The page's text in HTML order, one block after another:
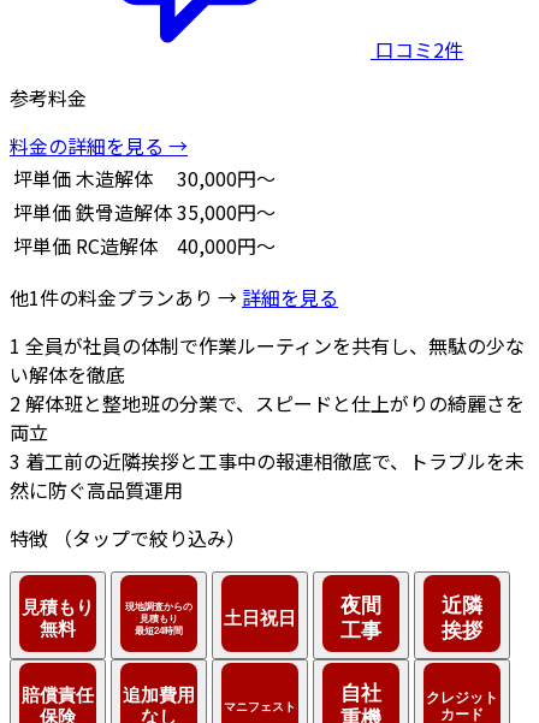
口コミ2件
参考料金
料金の詳細を見る →
坪単価木造解体
30,000円～
坪単価鉄骨造解体35,000円～
坪単価 RC造解体
40,000円～
他1件の料金プランあり → 詳細を見る
1 全員が社員の体制で作業ルーティンを共有し、無駄の少な
い解体を徹底
2解体班と整地班の分業で、スピードと仕上がりの綺麗さを
両立
3 着工前の近隣挨拶と工事中の報連相徹底で、トラブルを未
然に防ぐ高品質運用
特徴
（タップで絞り込み）